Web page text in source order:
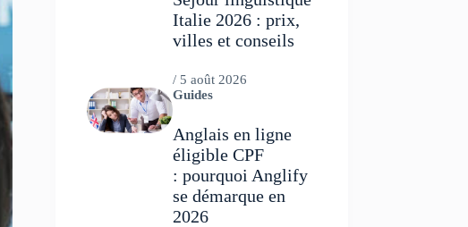
Italie 2026 : prix,
villes et conseils
/ 5 août 2026
Guides
Anglais en ligne
éligible CPF
: pourquoi Anglify
se démarque en
2026